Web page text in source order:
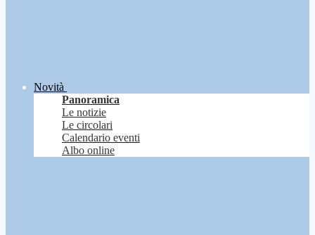
Novità
Panoramica
Le notizie
Le circolari
Calendario eventi
Albo online